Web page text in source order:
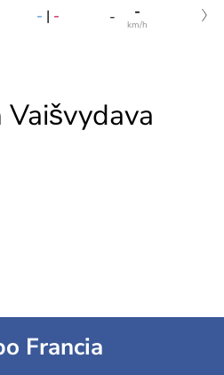
- | - - -
km/h
Vaišvydava
Francia